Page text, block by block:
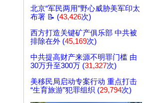
北京“军民两用”野心威胁美军印太
布署 📝 (43,426次)
西方打造关键矿产俱乐部 中共被
排除在外 (45,169次)
中共提高财产来源不明罪门槛 由
30万升至300万 (31,327次)
美移民局启动专案行动 重点打击
“生育旅游”犯罪组织 (29,794次)